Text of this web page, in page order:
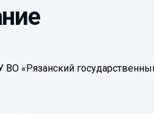
«Рязанский